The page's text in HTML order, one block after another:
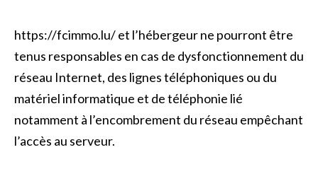
https://fcimmo.lu/ et l’hébergeur ne pourront être
tenus responsables en cas de dysfonctionnement du
réseau Internet, des lignes téléphoniques ou du
matériel informatique et de téléphonie lié
notamment à l’encombrement du réseau empêchant
l’accès au serveur.